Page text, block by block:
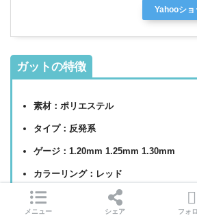
Yahooショ
ガットの特徴
素材：ポリエステル
タイプ：反発系
ゲージ：1.20mm 1.25mm 1.30mm
カラーリング：レッド
メニュー シェア フォ